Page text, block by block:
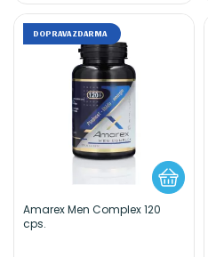
DOPRAVA ZDARMA
Amarex Men Complex 120
cps.